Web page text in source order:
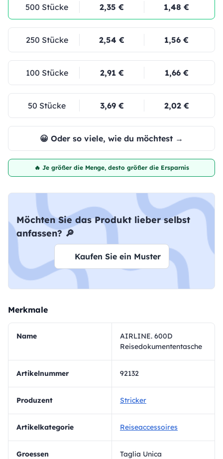
500 Stücke 2,35 € 1,48 €
250 Stücke 2,54 € 1,56 €
100 Stücke 2,91 € 1,66 €
50 Stücke 3,69 € 2,02 €
😀 Oder so viele, wie du möchtest →
🔥 Je größer die Menge, desto größer die Ersparnis
Möchten Sie das Produkt lieber selbst
anfassen? 🔎
Kaufen Sie ein Muster
Merkmale
Name
AIRLINE. 600D
Reisedokumententasche
Artikelnummer 92132
Produzent Stricker
Artikelkategorie Reiseaccessoires
Groessen Taglia Unica